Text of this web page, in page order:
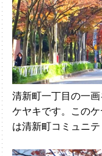
清新町一丁目の一
ケヤキです。この
は清新町コミュニテ